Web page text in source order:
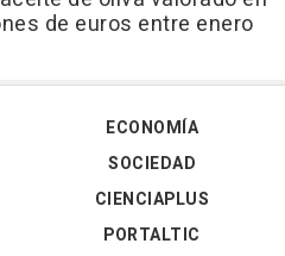
de euros entre enero
ECONOMÍA
SOCIEDAD
CIENCIAPLUS
PORTALTIC